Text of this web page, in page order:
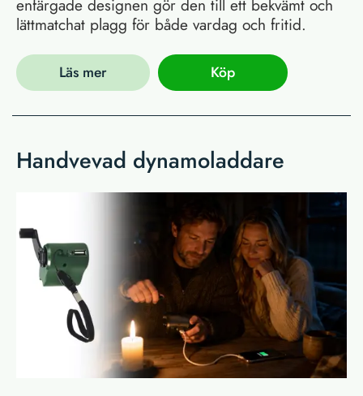
enfärgade designen gör den till ett bekvämt och
lättmatchat plagg för både vardag och fritid.
Läs mer Köp
Handvevad dynamoladdare